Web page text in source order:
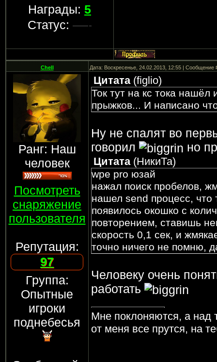
Награды: 5
Статус:
Chell Дата: Воскресенье, 24.02.2013, 12:55 | Сообщение
Ранг: Наш
человек
Посмотреть
снаряжение
пользователя
Репутация:
97
Группа:
Опытные
игроки
поднебесья
Цитата(figlio)
Ток тут на кс тока
прыжков... И написано
Ну не спалят во
говорил
но
Цитата(НикиТа)
wpe pro юзай
нажал поиск пробелов,
нашел send процесс, что
появилось окошко с
повторением, ставишь
скорость 0,1 сек, и
точно ничего не помню,
Человеку очень
работать
Мне поклоняются, а над
от меня все прутся, на